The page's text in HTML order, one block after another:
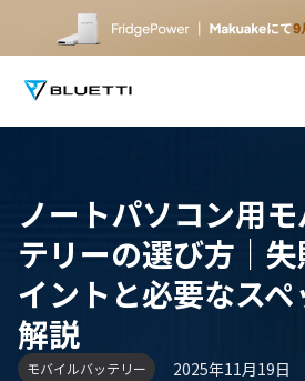
ノートパソコン用
テリーの選び方｜
イントと必要なス
解説
モバイルバッテリー 2025年11月19日